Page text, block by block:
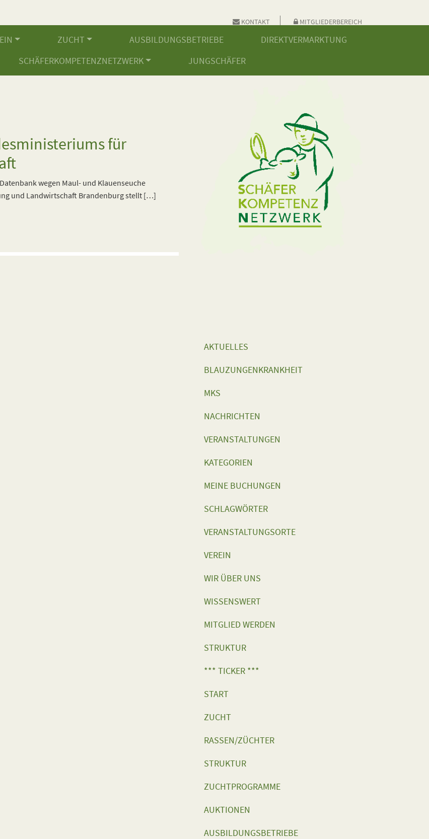
KONTAKT MITGLIEDERBEREICH
ZUCHT AUSBILDUNGSBETRIEBE
DIREKTVERMARKTUNG
SCHÄFERKOMPETENZNETZWERK JUNGSCHÄFER
für
wegen Maul- und Klauenseuche
und Landwirtschaft Brandenburg stellt […]
AKTUELLES
BLAUZUNGENKRANKHEIT
MKS
NACHRICHTEN
VERANSTALTUNGEN
KATEGORIEN
MEINE BUCHUNGEN
SCHLAGWÖRTER
VERANSTALTUNGSORTE
VEREIN
WIR ÜBER UNS
WISSENSWERT
MITGLIED WERDEN
STRUKTUR
*** TICKER ***
START
ZUCHT
RASSEN/ZÜCHTER
STRUKTUR
ZUCHTPROGRAMME
AUKTIONEN
AUSBILDUNGSBETRIEBE